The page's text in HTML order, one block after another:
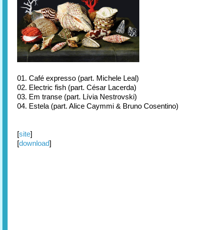
01. Café expresso (part. Michele Leal)
02. Electric fish (part. César Lacerda)
03. Em transe (part. Lívia Nestrovski)
04. Estela (part. Alice Caymmi & Bruno Cosentino)
[site]
[download]